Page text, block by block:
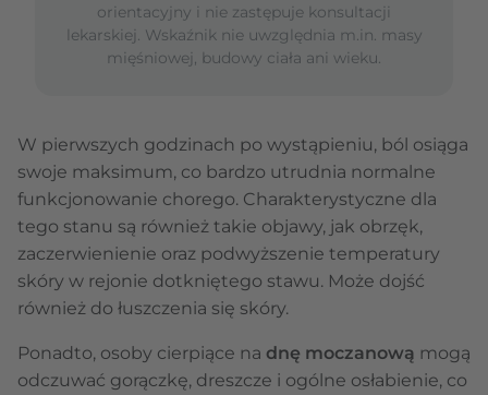
orientacyjny i nie zastępuje konsultacji
lekarskiej. Wskaźnik nie uwzględnia m.in. masy
mięśniowej, budowy ciała ani wieku.
W pierwszych godzinach po wystąpieniu, ból osiąga
swoje maksimum, co bardzo utrudnia normalne
funkcjonowanie chorego. Charakterystyczne dla
tego stanu są również takie objawy, jak obrzęk,
zaczerwienienie oraz podwyższenie temperatury
skóry w rejonie dotkniętego stawu. Może dojść
również do łuszczenia się skóry.
Ponadto, osoby cierpiące na dnę moczanową mogą
odczuwać gorączkę, dreszcze i ogólne osłabienie, co